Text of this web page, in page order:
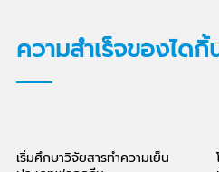
ความสำเร็จของไดกิ้
เริ่มศึกษาวิจัยสารทำความเย็น